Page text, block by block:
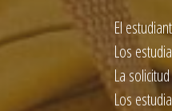
El
Los
La
Los